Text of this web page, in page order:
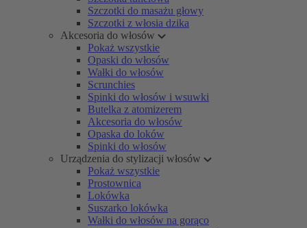
Szczotki do masażu głowy
Szczotki z włosia dzika
Akcesoria do włosów
Pokaż wszystkie
Opaski do włosów
Wałki do włosów
Scrunchies
Spinki do włosów i wsuwki
Butelka z atomizerem
Akcesoria do włosów
Opaska do loków
Spinki do włosów
Urządzenia do stylizacji włosów
Pokaż wszystkie
Prostownica
Lokówka
Suszarko lokówka
Wałki do włosów na gorąco